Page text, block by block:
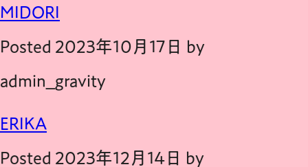
MIDORI
Posted 2023年10月17日 by
admin_gravity
ERIKA
Posted 2023年12月14日 by